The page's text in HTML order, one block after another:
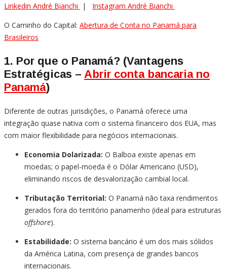
Linkedin André Bianchi
| Instagram André Bianchi
O Caminho do Capital: Abertura de Conta no Panamá para
Brasileiros
1. Por que o Panamá? (Vantagens
Estratégicas – Abrir conta bancaria no
Panamá)
Diferente de outras jurisdições, o Panamá oferece uma
integração quase nativa com o sistema financeiro dos EUA, mas
com maior flexibilidade para negócios internacionais.
Economia Dolarizada: O Balboa existe apenas em
moedas; o papel-moeda é o Dólar Americano (USD),
eliminando riscos de desvalorização cambial local.
Tributação Territorial: O Panamá não taxa rendimentos
gerados fora do território panamenho (ideal para estruturas
offshore).
Estabilidade: O sistema bancário é um dos mais sólidos
da América Latina, com presença de grandes bancos
internacionais.